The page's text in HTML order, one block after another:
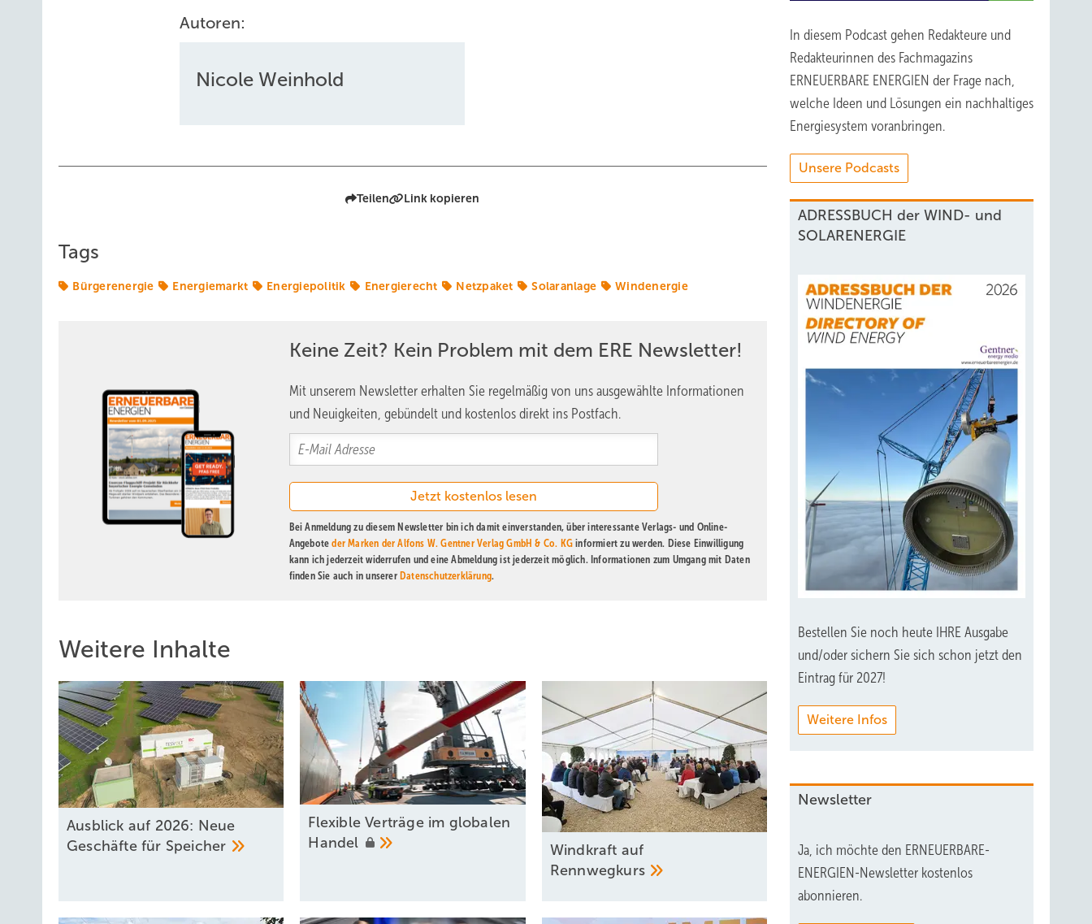
Autoren:
Nicole Weinhold
Teilen Link kopieren
Tags
Bürgerenergie Energiemarkt Energiepolitik Energierecht Netzpaket Solaranlage Windenergie
Keine Zeit? Kein Problem mit dem ERE Newsletter!
Mit unserem Newsletter erhalten Sie regelmäßig von uns ausgewählte Informationen
und Neuigkeiten, gebündelt und kostenlos direkt ins Postfach.
Bei Anmeldung zu diesem Newsletter bin ich damit einverstanden, über interessante Verlags- und Online-
Angeboteder Marken der Alfons W. Gentner Verlag GmbH & Co. KG informiert zu werden. Diese Einwilligung
kann ich jederzeit widerrufen und eine Abmeldung ist jederzeit möglich. Informationen zum Umgang mit Daten
finden Sie auch in unserer Datenschutzerklärung.
Weitere Inhalte
Ausblick auf 2026: Neue
Geschäfte für Speicher
Flexible Verträge im globalen
Handel
Windkraft auf
Rennwegkurs
In diesem Podcast gehen Redakteure und
Redakteurinnen des Fachmagazins
ERNEUERBARE ENERGIEN der Frage nach,
welche Ideen und Lösungen ein nachhaltiges
Energiesystem voranbringen.
Unsere Podcasts
ADRESSBUCH der WIND- und
SOLARENERGIE
Bestellen Sie noch heute IHRE Ausgabe
und/oder sichern Sie sich schon jetzt den
Eintrag für 2027!
Weitere Infos
Newsletter
Ja, ich möchte den ERNEUERBARE-
ENERGIEN-Newsletter kostenlos
abonnieren.